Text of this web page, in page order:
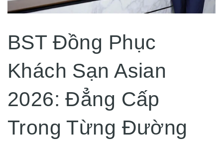
BST Đồng Phục
Khách Sạn Asian
2026: Đẳng Cấp
Trong Từng Đường